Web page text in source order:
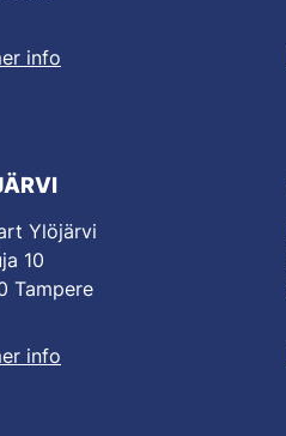
info
Ylöjärvi
10
Tampere
info